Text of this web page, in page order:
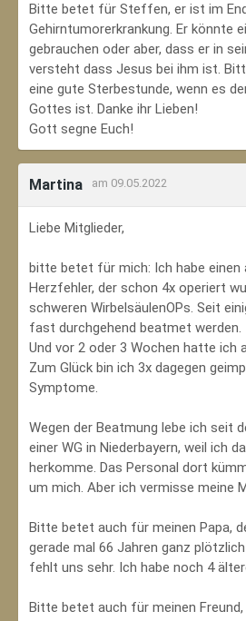
Bitte betet für Steffen, er ist im
Gehirntumorerkrankung. Er könnte
gebrauchen oder aber, dass er in
versteht dass Jesus bei ihm ist.
eine gute Sterbestunde, wenn es
Gottes ist. Danke ihr Lieben!
Gott segne Euch!
Martina am 09.05.2022
Liebe Mitglieder,
bitte betet für mich: Ich habe einen
Herzfehler, der schon 4x operiert
schweren WirbelsäulenOPs. Seit
fast durchgehend beatmet werden.
Und vor 2 oder 3 Wochen hatte ich
Zum Glück bin ich 3x dagegen
Symptome.
Wegen der Beatmung lebe ich seit
einer WG in Niederbayern, weil ich
herkomme. Das Personal dort
um mich. Aber ich vermisse meine
Bitte betet auch für meinen Papa,
gerade mal 66 Jahren ganz
fehlt uns sehr. Ich habe noch 4
Bitte betet auch für meinen